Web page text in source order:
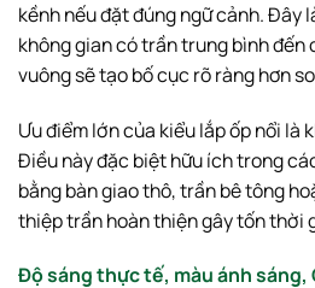
kềnh nếu đặt đúng ngữ cảnh. Đây
không gian có trần trung bình đến
vuông sẽ tạo bố cục rõ ràng hơn
Ưu điểm lớn của kiểu lắp ốp nổi là
Điều này đặc biệt hữu ích trong
bằng bàn giao thô, trần bê tông
thiệp trần hoàn thiện gây tốn thời
Độ sáng thực tế, màu ánh sáng,